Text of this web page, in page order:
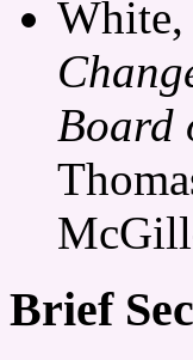
Board
Brief